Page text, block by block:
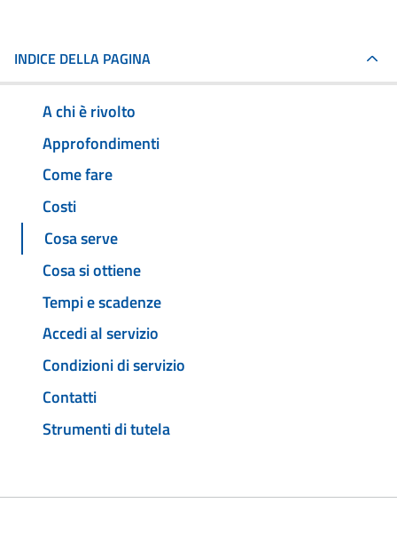
INDICE DELLA PAGINA
A chi è rivolto
Approfondimenti
Come fare
Costi
Cosa serve
Cosa si ottiene
Tempi e scadenze
Accedi al servizio
Condizioni di servizio
Contatti
Strumenti di tutela